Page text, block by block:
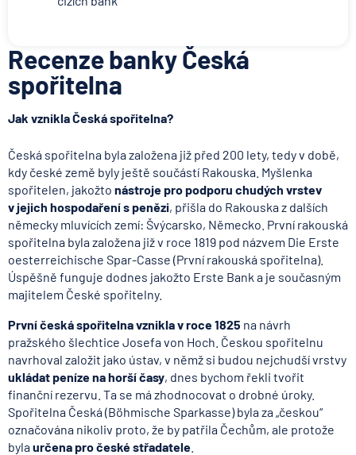
Recenze banky Česká
spořitelna
Jak vznikla Česká spořitelna?
Česká spořitelna byla založena již před 200 lety, tedy v době,
kdy české země byly ještě součástí Rakouska. Myšlenka
spořitelen, jakožto nástroje pro podporu chudých vrstev
v jejich hospodaření s penězi, přišla do Rakouska z dalších
německy mluvících zemí: Švýcarsko, Německo. První rakouská
spořitelna byla založena již v roce 1819 pod názvem Die Erste
oesterreichische Spar-Casse (První rakouská spořitelna).
Úspěšně funguje dodnes jakožto Erste Bank a je současným
majitelem České spořitelny.
První česká spořitelna vznikla v roce 1825 na návrh
pražského šlechtice Josefa von Hoch. Českou spořitelnu
navrhoval založit jako ústav, v němž si budou nejchudší vrstvy
ukládat peníze na horší časy, dnes bychom řekli tvořit
finanční rezervu. Ta se má zhodnocovat o drobné úroky.
Spořitelna Česká (Böhmische Sparkasse) byla za „českou“
označována nikoliv proto, že by patřila Čechům, ale protože
byla určena pro české střadatele